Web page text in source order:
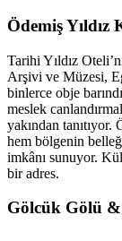
Ödemiş
Tarihi Yıldız
Arşivi ve Müzesi,
binlerce obje
meslek
yakından tanıtıyor.
hem bölgenin
imkânı sunuyor.
bir adres.
Gölcük Gölü &